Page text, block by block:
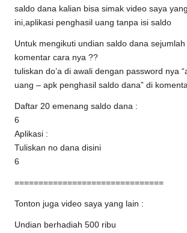
saldo dana kalian bisa simak video saya
ini,aplikasi penghasil uang tanpa isi saldo
Untuk mengikuti undian saldo dana
komentar cara nya ??
tuliskan do’a di awali dengan password nya
uang – apk penghasil saldo dana” di
Daftar 20 emenang saldo dana :
6
Aplikasi :
Tuliskan no dana disini
6
===============================
Tonton juga video saya yang lain :
Undian berhadiah 500 ribu